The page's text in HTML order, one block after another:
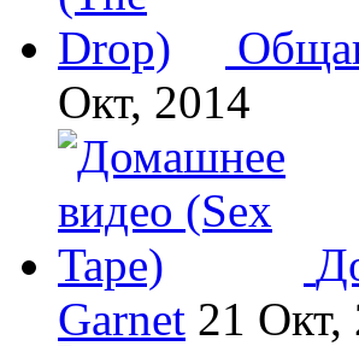
Окт, 2014
Garnet 21 Окт,